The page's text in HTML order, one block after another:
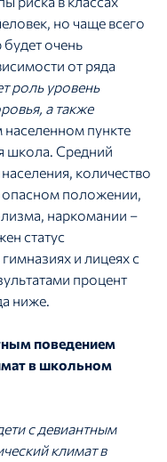
но чаще всего
очень
от ряда
роль уровень
а также
населенном пункте
школа. Средний
количество
опасном положении,
наркомании –
статус
и лицеях с
процент
ниже.
поведением
в школьном
с девиантным
климат в